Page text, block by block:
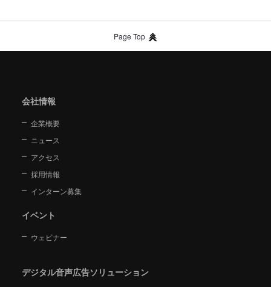
Page Top
会社情報
企業概要
ニュース
アクセス
採用情報
インターン募集
イベント
ウェビナー
デジタル音声広告ソリューション